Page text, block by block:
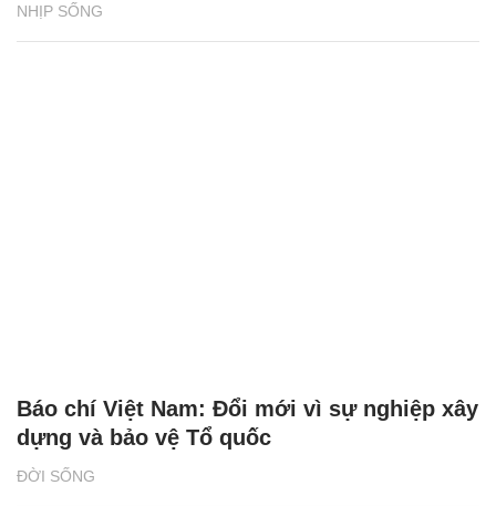
NHỊP SỐNG
ĐỜI SỐNG
Báo chí Việt Nam: Đổi mới vì sự nghiệp xây
dựng và bảo vệ Tổ quốc